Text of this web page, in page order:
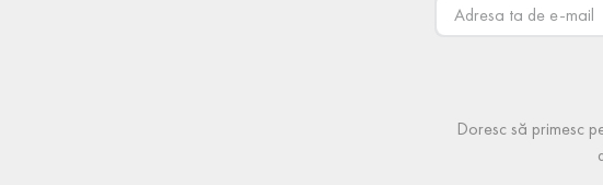
Doresc să primesc